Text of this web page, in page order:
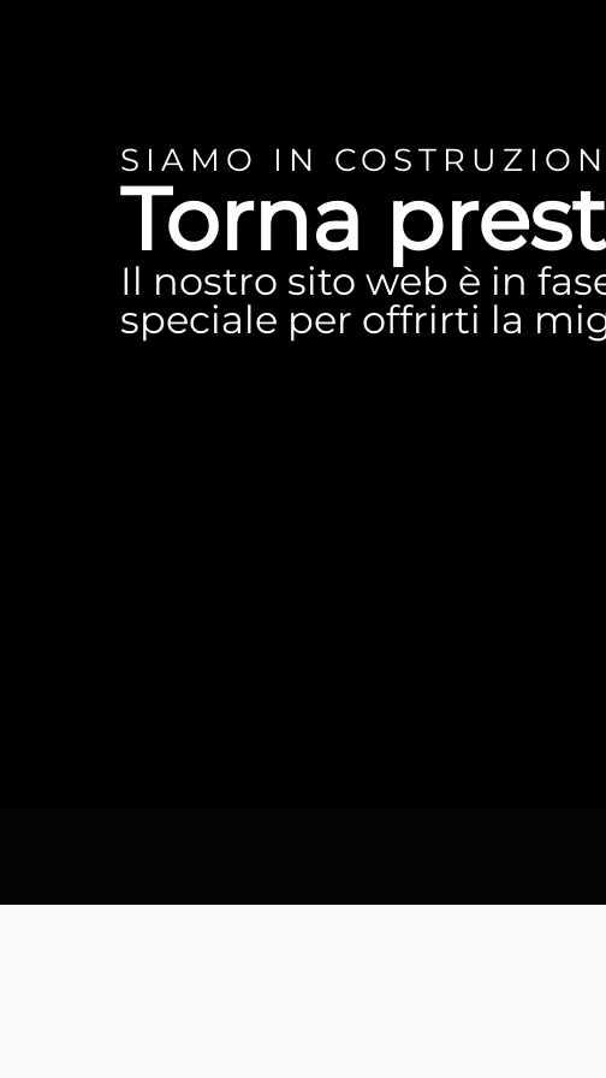
SIAMO IN
Torna
Il nostro sito web è in
speciale per offrirti la